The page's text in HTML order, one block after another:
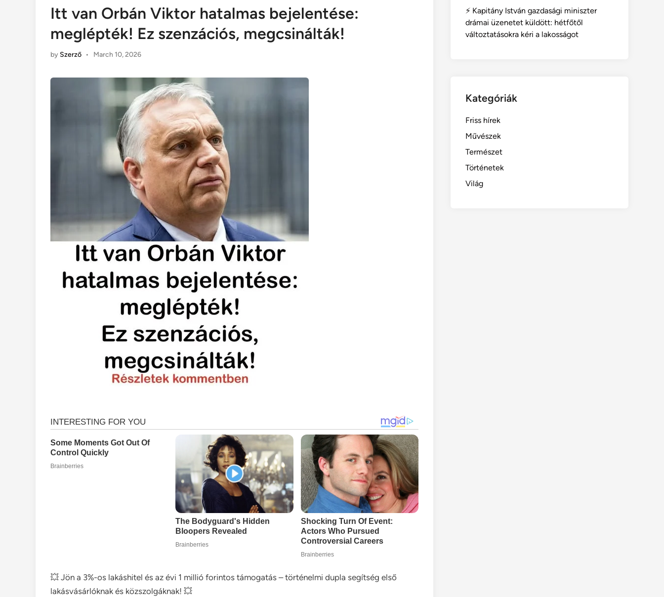
Itt van Orbán Viktor hatalmas bejelentése:
meglépték! Ez szenzációs, megcsinálták!
by Szerző • March 10, 2026
💥 Jön a 3%-os lakáshitel és az évi 1 millió forintos támogatás – történelmi dupla segítség első
lakásvásárlóknak és közszolgáknak! 💥
⚡ Kapitány István gazdasági miniszter
drámai üzenetet küldött: hétfőtől
változtatásokra kéri a lakosságot
Kategóriák
Friss hírek
Művészek
Természet
Történetek
Világ